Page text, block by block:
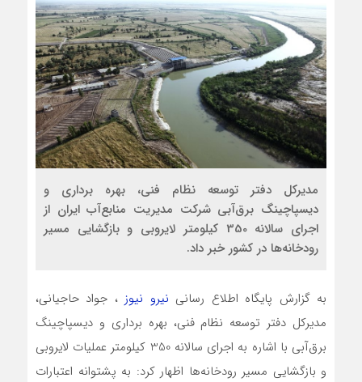
مدیرکل دفتر توسعه نظام فنی، بهره برداری و
دیسپاچینگ برق‌آبی شرکت مدیریت منابع‌آب ایران از
اجرای سالانه 350 کیلومتر لایروبی و بازگشایی مسیر
رودخانه‌ها در کشور خبر داد.
به گزارش پایگاه اطلاع رسانی نیرو نیوز، جواد حاجیانی،
مدیرکل دفتر توسعه نظام فنی، بهره برداری و دیسپاچینگ
برق‌آبی با اشاره به اجرای سالانه 350 کیلومتر عملیات لایروبی
و بازگشایی مسیر رودخانه‌ها اظهار کرد: به پشتوانه اعتبارات